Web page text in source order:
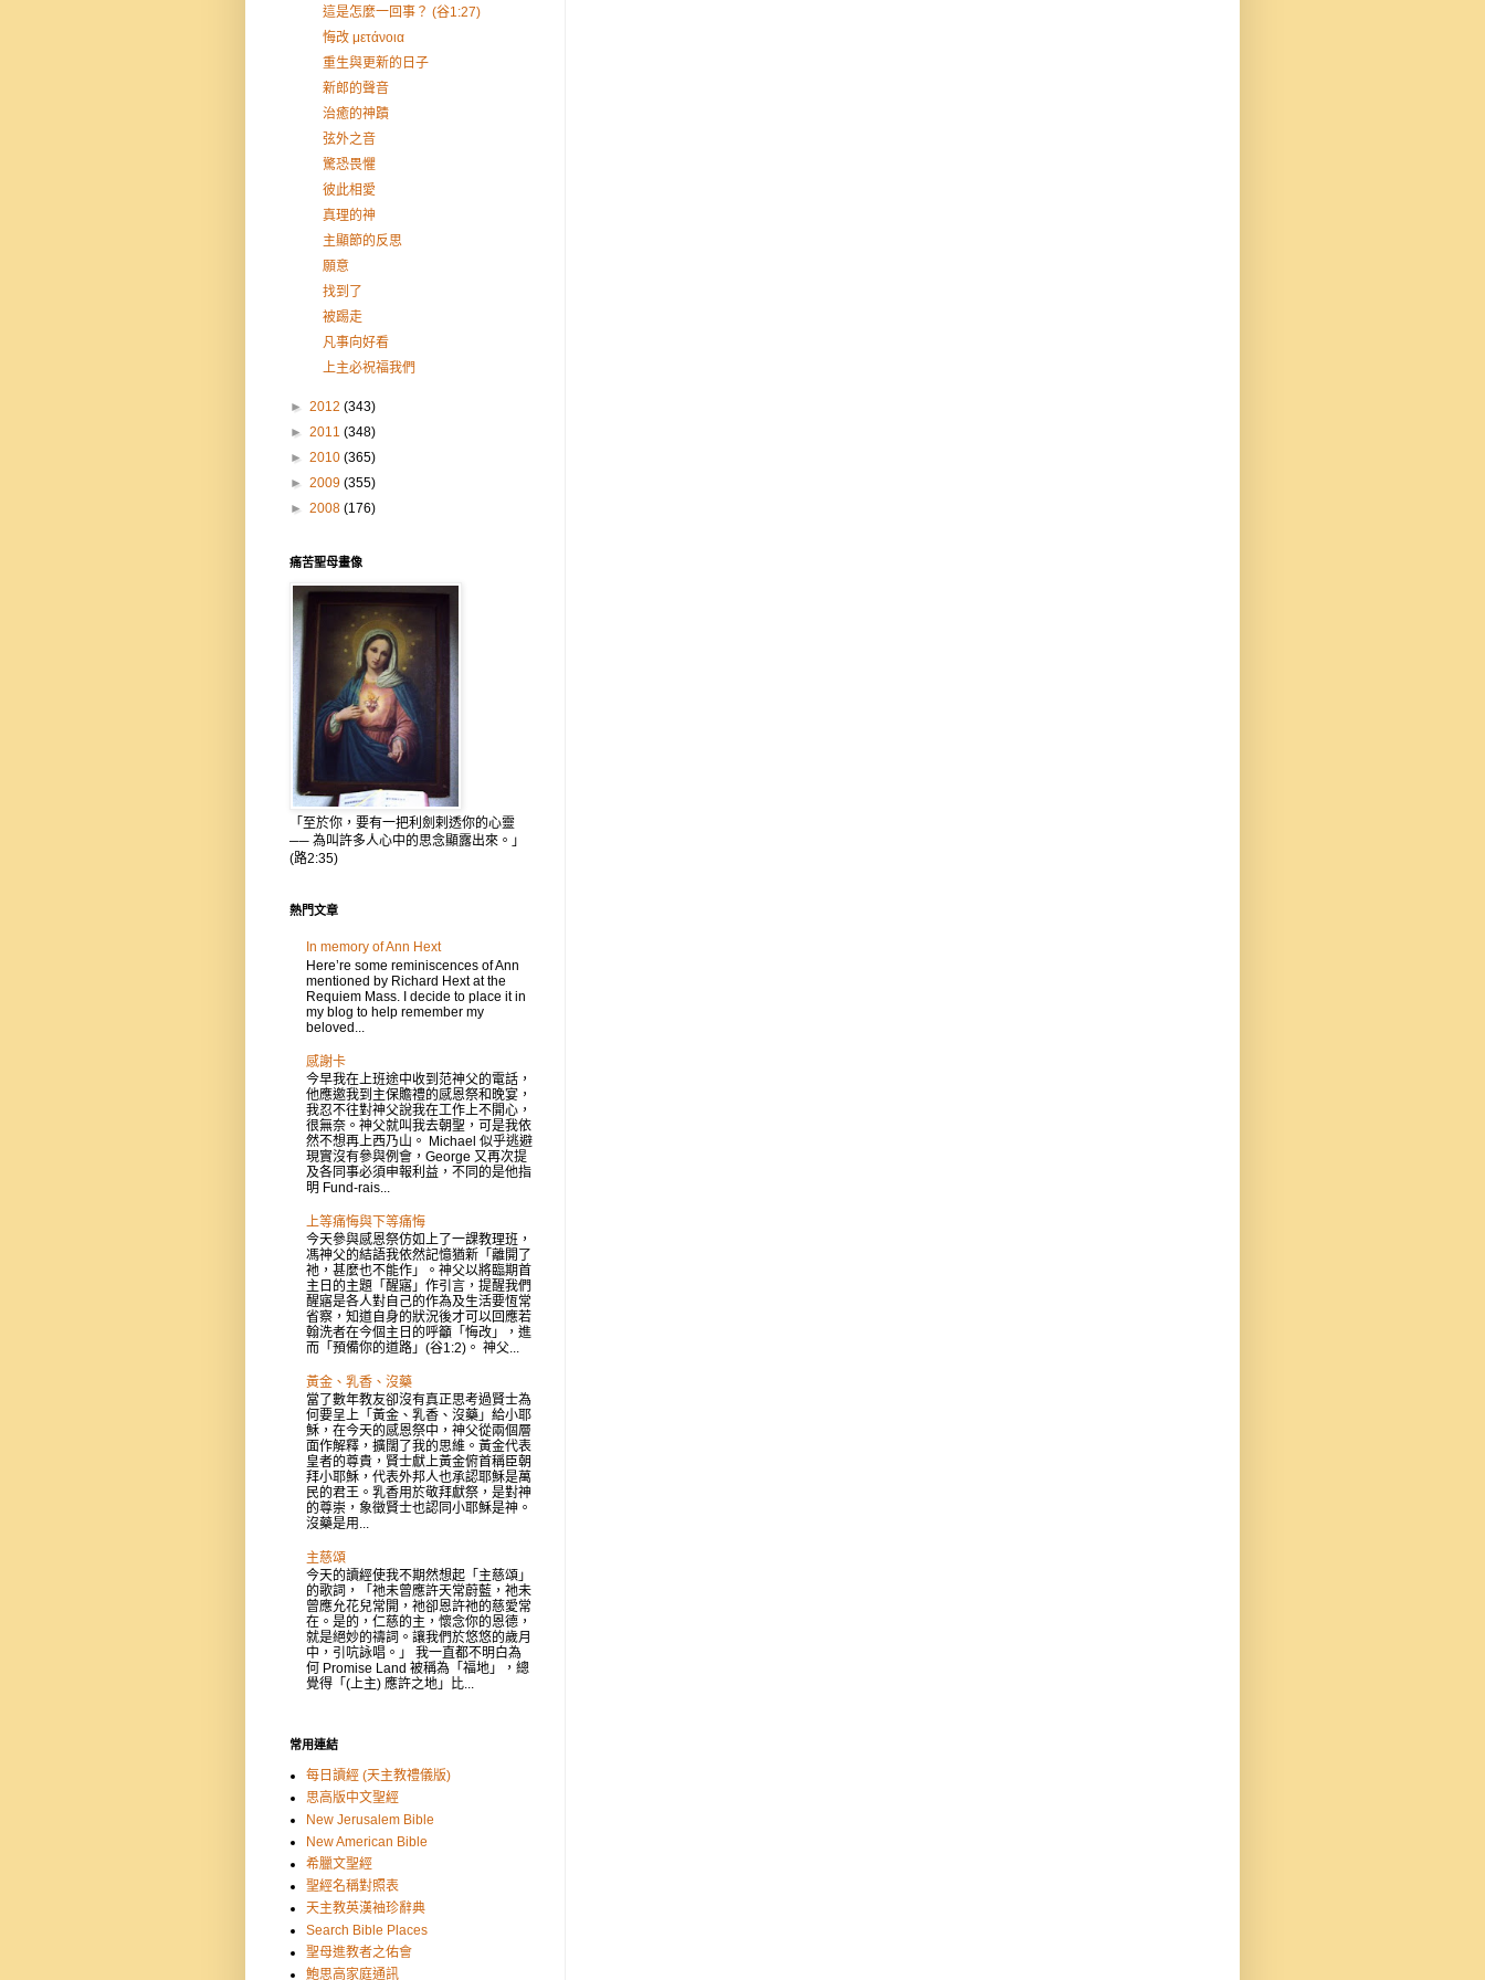
這是怎麼一回事？ (谷1:27)
悔改 μετάνοια
重生與更新的日子
新郎的聲音
治癒的神蹟
弦外之音
驚恐畏懼
彼此相愛
真理的神
主顯節的反思
願意
找到了
被踢走
凡事向好看
上主必祝福我們
► 2012 (343)
► 2011 (348)
► 2010 (365)
► 2009 (355)
► 2008 (176)
痛苦聖母畫像
「至於你，要有一把利劍剌透你的心靈
── 為叫許多人心中的思念顯露出來。」
(路2:35)
熱門文章
In memory of Ann Hext
Here’re some reminiscences of Ann
mentioned by Richard Hext at the
Requiem Mass. I decide to place it in
my blog to help remember my
beloved...
感謝卡
今早我在上班途中收到范神父的電話，
他應邀我到主保贍禮的感恩祭和晚宴，
我忍不往對神父說我在工作上不開心，
很無奈。神父就叫我去朝聖，可是我依
然不想再上西乃山。 Michael 似乎逃避
現實沒有參與例會，George 又再次提
及各同事必須申報利益，不同的是他指
明 Fund-rais...
上等痛悔與下等痛悔
今天參與感恩祭仿如上了一課教理班，
馮神父的結語我依然記憶猶新「離開了
祂，甚麼也不能作」。神父以將臨期首
主日的主題「醒寤」作引言，提醒我們
醒寤是各人對自己的作為及生活要恆常
省察，知道自身的狀況後才可以回應若
翰洗者在今個主日的呼籲「悔改」，進
而「預備你的道路」(谷1:2)。 神父...
黃金、乳香、沒藥
當了數年教友卻沒有真正思考過賢士為
何要呈上「黃金、乳香、沒藥」給小耶
穌，在今天的感恩祭中，神父從兩個層
面作解釋，擴闊了我的思維。黃金代表
皇者的尊貴，賢士獻上黃金俯首稱臣朝
拜小耶穌，代表外邦人也承認耶穌是萬
民的君王。乳香用於敬拜獻祭，是對神
的尊崇，象徵賢士也認同小耶穌是神。
沒藥是用...
主慈頌
今天的讀經使我不期然想起「主慈頌」
的歌詞，「祂未曾應許天常蔚藍，祂未
曾應允花兒常開，祂卻恩許祂的慈愛常
在。是的，仁慈的主，懷念你的恩德，
就是絕妙的禱詞。讓我們於悠悠的歲月
中，引吭詠唱。」 我一直都不明白為
何 Promise Land 被稱為「福地」，總
覺得「(上主) 應許之地」比...
常用連結
每日讀經 (天主教禮儀版)
思高版中文聖經
New Jerusalem Bible
New American Bible
希臘文聖經
聖經名稱對照表
天主教英漢袖珍辭典
Search Bible Places
聖母進教者之佑會
鮑思高家庭通訊